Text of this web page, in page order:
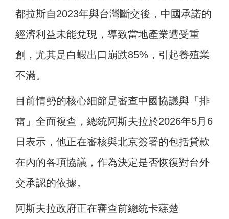
都拉斯自2023年與台灣斷交後，中國承諾的
經濟利益未能兌現，導致當地產業遭受重
創，尤其是白蝦出口崩跌85%，引起養殖業
不滿。
目前情勢的核心細節是審查中國協議與「排
雷」全面複查，總統阿斯夫拉於2026年5月6
日表示，他正在審核與北京簽署的包括貸款
在內的各項協議，作為決定是否恢復對台外
交承認的依據。
阿斯夫拉政府正在審查前總統卡蕬楚